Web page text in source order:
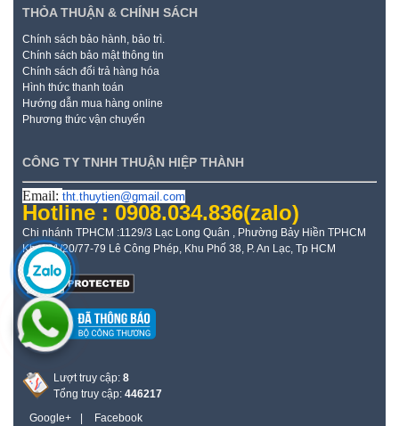
THỎA THUẬN & CHÍNH SÁCH
Chính sách bảo hành, bảo trì.
Chính sách bảo mật thông tin
Chính sách đổi trả hàng hóa
Hình thức thanh toán
Hướng dẫn mua hàng online
Phương thức vận chuyển
CÔNG TY TNHH THUẬN HIỆP THÀNH
Email: tht.thuytien@gmail.com
Hotline : 0908.034.836(zalo)
Chi nhánh TPHCM :1129/3 Lạc Long Quân , Phường Bảy Hiền TPHCM
Kho: 21/20/77-79 Lê Công Phép, Khu Phố 38, P. An Lạc, Tp HCM
Lượt truy cập: 8
Tổng truy cập: 446217
Google+
Facebook